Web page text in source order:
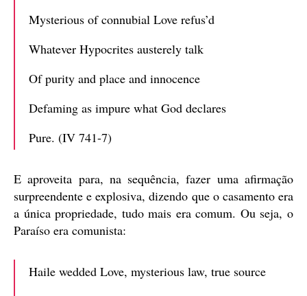
Mysterious of connubial Love refus’d
Whatever Hypocrites austerely talk
Of purity and place and innocence
Defaming as impure what God declares
Pure. (IV 741-7)
E aproveita para, na sequência, fazer uma afirmação
surpreendente e explosiva, dizendo que o casamento era
a única propriedade, tudo mais era comum. Ou seja, o
Paraíso era comunista:
Haile wedded Love, mysterious law, true source